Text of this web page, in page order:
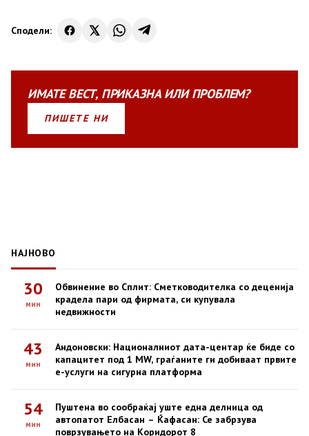
Сподели:
ИМАТЕВЕСТ, ПРИКАЗНАИЛИПРОБЛЕМ?
ПИШЕТЕ НИ
НАЈНОВО
30
мин
Обвинение во Сплит: Сметководителка со деценија
крадела пари од фирмата, си купувала
недвижности
43
мин
Андоновски: Националниот дата-центар ќе биде со
капацитет под 1 MW, граѓаните ги добиваат првите
е-услуги на сигурна платформа
54
мин
Пуштена во сообраќај уште една делница од
автопатот Елбасан – Ќафасан: Се забрзува
поврзувањето на Коридорот 8